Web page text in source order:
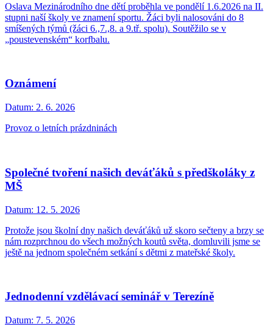
Oslava Mezinárodního dne dětí proběhla ve pondělí 1.6.2026 na II.
stupni naší školy ve znamení sportu. Žáci byli nalosováni do 8
smíšených týmů (žáci 6.,7.,8. a 9.tř. spolu). Soutěžilo se v
„poustevenském“ korfbalu.
Oznámení
Datum: 2. 6. 2026
Provoz o letních prázdninách
Společné tvoření našich deváťáků s předškoláky z
MŠ
Datum: 12. 5. 2026
Protože jsou školní dny našich deváťáků už skoro sečteny a brzy se
nám rozprchnou do všech možných koutů světa, domluvili jsme se
ještě na jednom společném setkání s dětmi z mateřské školy.
Jednodenní vzdělávací seminář v Terezíně
Datum: 7. 5. 2026